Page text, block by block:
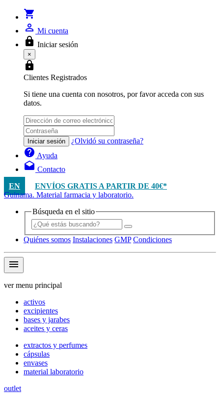
shopping_cart
person_outline Mi cuenta
lock Iniciar sesión
×
lock
Clientes Registrados
Si tiene una cuenta con nosotros, por favor acceda con sus
datos.
Iniciar sesión ¿Olvidó su contraseña?
help Ayuda
drafts Contacto
EN
ENVÍOS GRATIS A PARTIR DE 40€*
Guinama. Material farmacia y laboratorio.
Búsqueda en el sitio
Quiénes somos Instalaciones GMP Condiciones
menu
ver menu principal
activos
excipientes
bases y jarabes
aceites y ceras
extractos y perfumes
cápsulas
envases
material laboratorio
outlet